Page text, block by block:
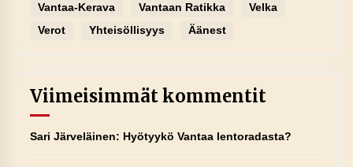
Vantaa-Kerava
Vantaan Ratikka
Velka
Verot
Yhteisöllisyys Äänest
Viimeisimmät kommentit
Sari Järveläinen: Hyötyykö Vantaa lentoradasta?